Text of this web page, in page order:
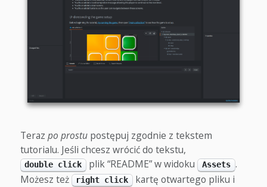
Teraz po prostupostępuj zgodnie z tekstem
tutorialu. Jeśli chcesz wrócić do tekstu,
double click plik “README” w widoku Assets .
Możesz też
right click kartę otwartego pliku i